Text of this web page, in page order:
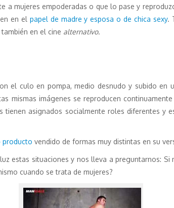
a mujeres empoderadas o que lo pase y
en el papel de madre y esposa o de chica sexy.
en el cine alternativo.
el culo en pompa, medio desnudo y subido en
mismas imágenes se reproducen
asignados socialmente roles diferentes y
producto vendido de formas muy distintas en su
estas situaciones y nos lleva a preguntarnos:
cuando se trata de mujeres?